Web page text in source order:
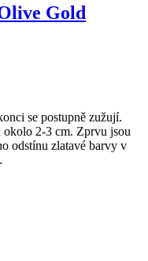
Gold
se postupně zužují.
2-3 cm. Zprvu jsou
odstínu zlatavé barvy v